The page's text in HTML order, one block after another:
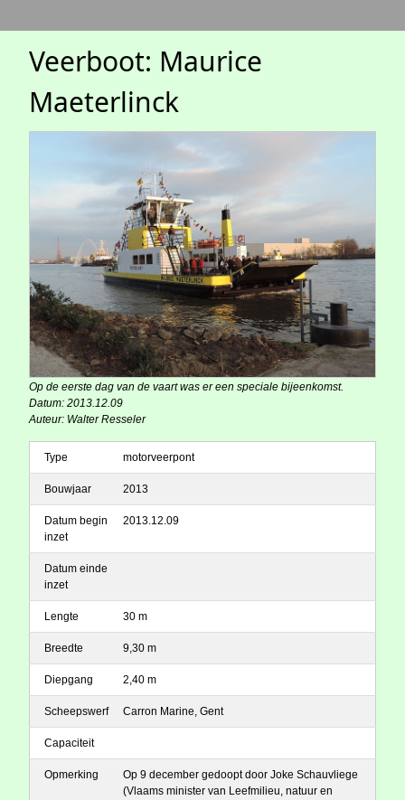
Veerboot: Maurice
Maeterlinck
Op de eerste dag van de vaart was er een speciale bijeenkomst.
Datum: 2013.12.09
Auteur: Walter Resseler
Type motorveerpont
Bouwjaar 2013
Datum begin
inzet
2013.12.09
Datum einde
inzet
Lengte 30 m
Breedte 9,30 m
Diepgang 2,40 m
Scheepswerf Carron Marine, Gent
Capaciteit
Opmerking
Op 9 december gedoopt door Joke Schauvliege
(Vlaams minister van Leefmilieu, natuur en